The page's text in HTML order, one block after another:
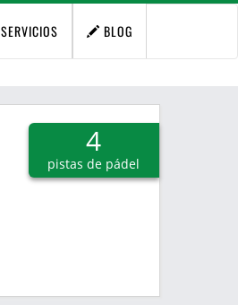
SERVICIOS BLOG
4
pistas de pádel